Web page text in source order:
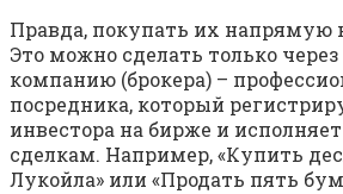
Правда, покупать их напрямую
Это можно сделать только
компанию (брокера) –
посредника, который
инвестора на бирже и
сделкам. Например, «Купить
Лукойла» или «Продать пять